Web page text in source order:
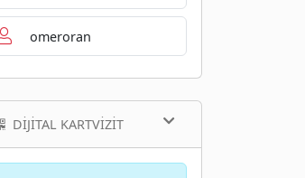
omeroran
DIJITAL KARTVIZIT